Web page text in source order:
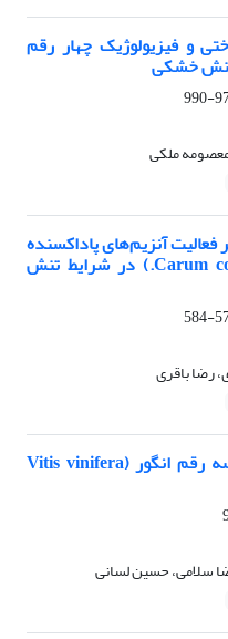
و فیزیولوژیک چهار رقم
ملکی
فعالیت آنزیم‌های پاداکسنده
در گیاه دارویی زنیان (Carum copticum L.) در شرایط تنش
رضا باقری
بررسی شاخص‌های اکسیداتیو در سه رقم انگور (Vitis vinifera
سلامی، حسین لسانی